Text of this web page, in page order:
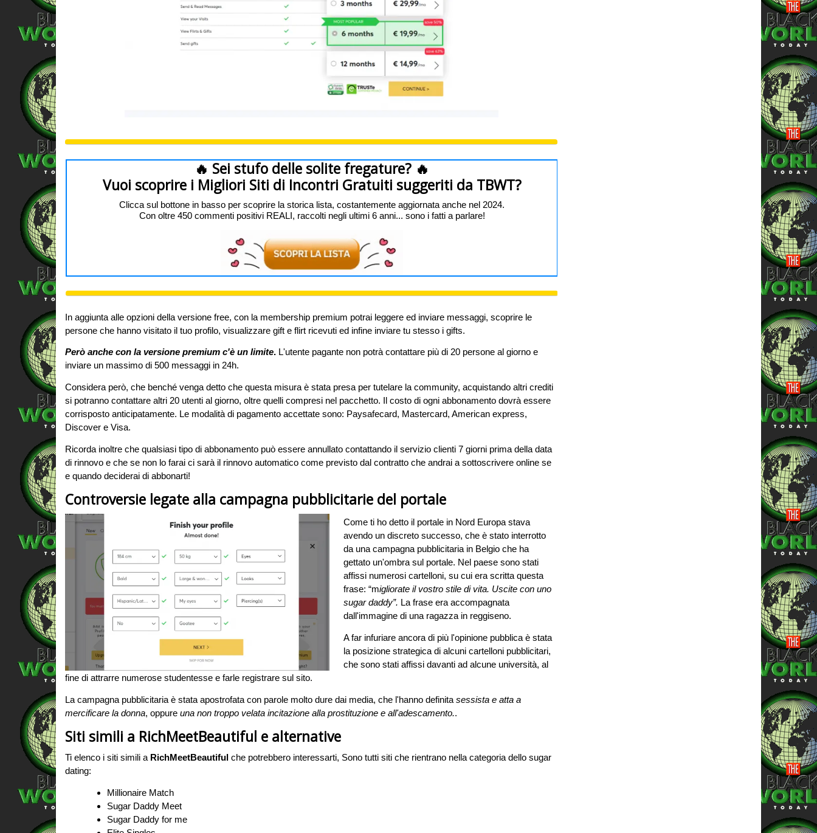
🔥 Sei stufo delle solite fregature? 🔥
Vuoi scoprire i Migliori Siti di Incontri Gratuiti suggeriti da TBWT?
Clicca sul bottone in basso per scoprire la storica lista, costantemente aggiornata anche nel 2024.
Con oltre 450 commenti positivi REALI, raccolti negli ultimi 6 anni... sono i fatti a parlare!
In aggiunta alle opzioni della versione free, con la membership premium potrai leggere ed inviare messaggi, scoprire le
persone che hanno visitato il tuo profilo, visualizzare gift e flirt ricevuti ed infine inviare tu stesso i gifts.
Però anche con la versione premium c'è un limite. L'utente pagante non potrà contattare più di 20 persone al giorno e
inviare un massimo di 500 messaggi in 24h.
Considera però, che benché venga detto che questa misura è stata presa per tutelare la community, acquistando altri crediti
si potranno contattare altri 20 utenti al giorno, oltre quelli compresi nel pacchetto. Il costo di ogni abbonamento dovrà essere
corrisposto anticipatamente. Le modalità di pagamento accettate sono: Paysafecard, Mastercard, American express,
Discover e Visa.
Ricorda inoltre che qualsiasi tipo di abbonamento può essere annullato contattando il servizio clienti 7 giorni prima della data
di rinnovo e che se non lo farai ci sarà il rinnovo automatico come previsto dal contratto che andrai a sottoscrivere online se
e quando deciderai di abbonarti!
Controversie legate alla campagna pubblicitarie del portale
Come ti ho detto il portale in Nord Europa stava
avendo un discreto successo, che è stato interrotto
da una campagna pubblicitaria in Belgio che ha
gettato un'ombra sul portale. Nel paese sono stati
affissi numerosi cartelloni, su cui era scritta questa
frase: “migliorate il vostro stile di vita. Uscite con uno
sugar daddy”. La frase era accompagnata
dall'immagine di una ragazza in reggiseno.
A far infuriare ancora di più l'opinione pubblica è stata
la posizione strategica di alcuni cartelloni pubblicitari,
che sono stati affissi davanti ad alcune università, al
fine di attrarre numerose studentesse e farle registrare sul sito.
La campagna pubblicitaria è stata apostrofata con parole molto dure dai media, che l'hanno definita sessista e atta a
mercificare la donna, oppure una non troppo velata incitazione alla prostituzione e all'adescamento..
Siti simili a RichMeetBeautiful e alternative
Ti elenco i siti simili a RichMeetBeautiful che potrebbero interessarti, Sono tutti siti che rientrano nella categoria dello sugar
dating:
Millionaire Match
Sugar Daddy Meet
Sugar Daddy for me